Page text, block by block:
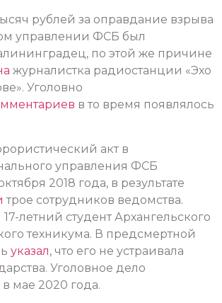
рублей за оправдание взрыва
управлении ФСБ был
по этой же причине
журналистка радиостанции «Эхо
Уголовно
в то время появлялось
акт в
управления ФСБ
2018 года, в результате
трое сотрудников ведомства.
летний студент Архангельского
техникума. В предсмертной
указал, что его не устраивала
Уголовное дело
мае 2020 года.